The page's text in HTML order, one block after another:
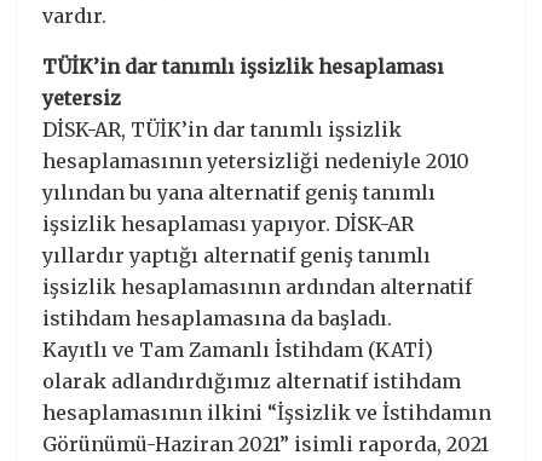
vardır.
TÜİK’in dar tanımlı işsizlik hesaplaması
yetersiz
DİSK-AR, TÜİK’in dar tanımlı işsizlik
hesaplamasının yetersizliği nedeniyle 2010
yılından bu yana alternatif geniş tanımlı
işsizlik hesaplaması yapıyor. DİSK-AR
yıllardır yaptığı alternatif geniş tanımlı
işsizlik hesaplamasının ardından alternatif
istihdam hesaplamasına da başladı.
Kayıtlı ve Tam Zamanlı İstihdam (KATİ)
olarak adlandırdığımız alternatif istihdam
hesaplamasının ilkini “İşsizlik ve İstihdamın
Görünümü-Haziran 2021” isimli raporda, 2021